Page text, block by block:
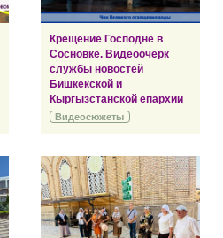
Крещение Господне в
Сосновке. Видеоочерк
службы новостей
Бишкекской и
Кыргызстанской епархии
Видеосюжеты